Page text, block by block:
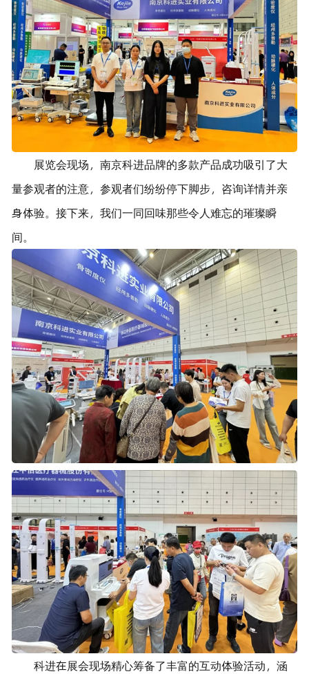
展览会现场，南京科进品牌的多款产品成功吸引了大
量参观者的注意，参观者们纷纷停下脚步，咨询详情并亲
身体验。接下来，我们一同回味那些令人难忘的璀璨瞬
间。
科进在展会现场精心筹备了丰富的互动体验活动，涵